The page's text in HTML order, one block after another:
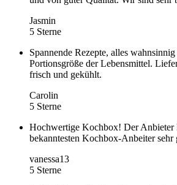
Jasmin
5 Sterne
Spannende Rezepte, alles
Portionsgröße der Lebensmittel.
frisch und gekühlt.
Carolin
5 Sterne
Hochwertige Kochbox! Der Anbieter
bekanntesten Kochbox-Anbeiter sehr
vanessa13
5 Sterne